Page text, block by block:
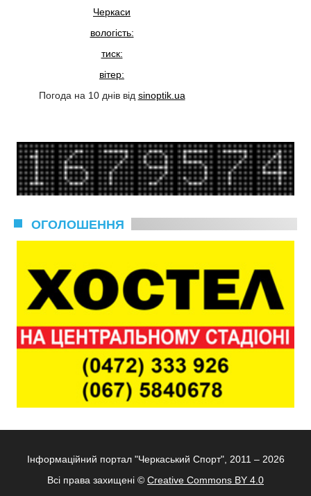
Черкаси
вологість:
тиск:
вітер:
Погода на 10 днів від sinoptik.ua
ОГОЛОШЕННЯ
Інформаційний портал "Черкаський Спорт", 2011 – 2026
Всі права захищені © Creative Commons BY 4.0